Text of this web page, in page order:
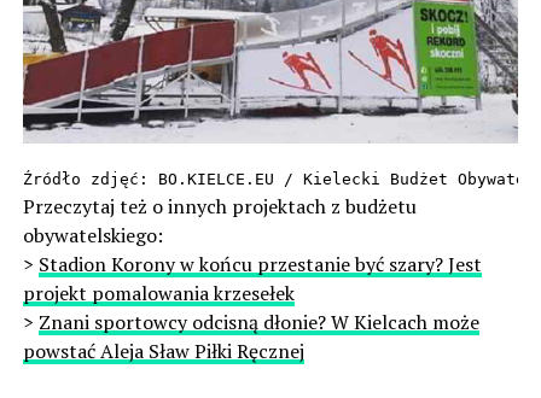
Źródło zdjęć: BO.KIELCE.EU / Kielecki Budżet
Przeczytaj też o innych projektach z budżetu
obywatelskiego:
> Stadion Korony w końcu przestanie być szary? Jest
projekt pomalowania krzesełek
> Znani sportowcy odcisną dłonie? W Kielcach może
powstać Aleja Sław Piłki Ręcznej